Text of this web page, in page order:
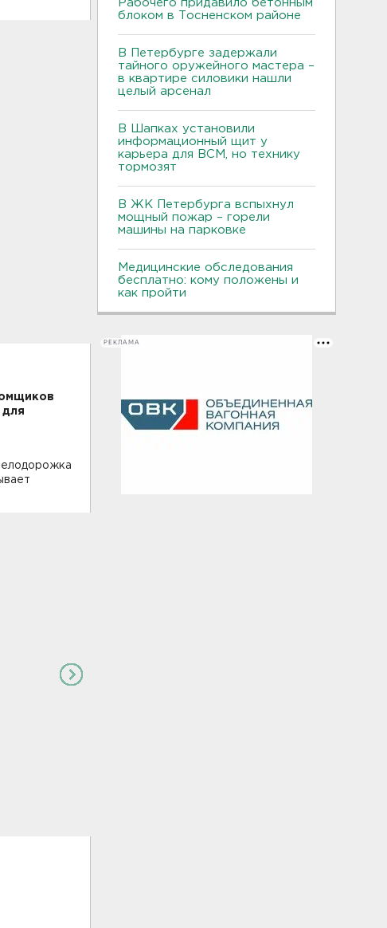
для
Рабочего придавило бетонным
блоком в Тосненском районе
В Петербурге задержали
тайного оружейного мастера –
в квартире силовики нашли
целый арсенал
В Шапках установили
информационный щит у
карьера для ВСМ, но технику
тормозят
В ЖК Петербурга вспыхнул
мощный пожар – горели
машины на парковке
Медицинские обследования
бесплатно: кому положены и
как пройти
РЕКЛАМА